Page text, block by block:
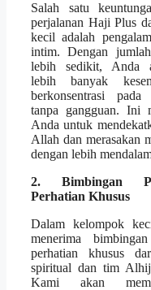
Salah satu
perjalanan Haji Plus
kecil adalah
intim. Dengan
lebih sedikit, Anda
lebih banyak
berkonsentrasi
tanpa gangguan. Ini
Anda untuk
Allah dan merasakan
dengan lebih
2. Bimbingan
Perhatian Khusus
Dalam kelompok
menerima
perhatian khusus
spiritual dan tim
Kami akan